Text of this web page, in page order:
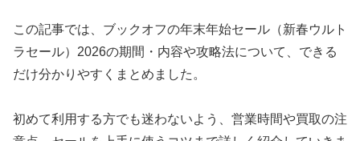
この記事では、ブックオフの年末年始セール（新春ウルト
ラセール）2026の期間・内容や攻略法について、できる
だけ分かりやすくまとめました。
初めて利用する方でも迷わないよう、営業時間や買取の注